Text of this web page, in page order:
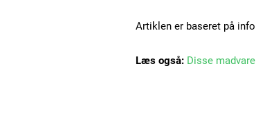
Artiklen er baseret på
Læs også: Disse